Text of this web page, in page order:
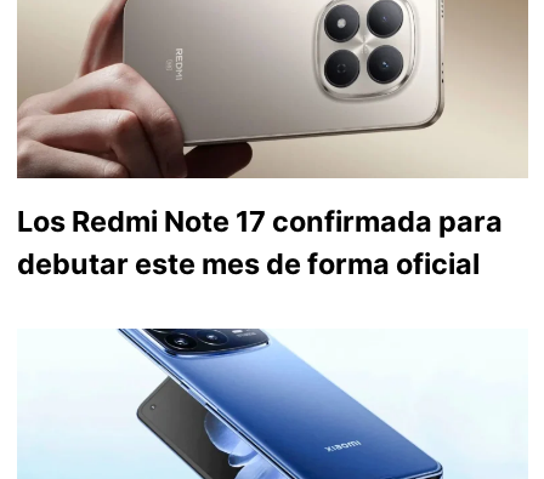
Los Redmi Note 17 confirmada para
debutar este mes de forma oficial